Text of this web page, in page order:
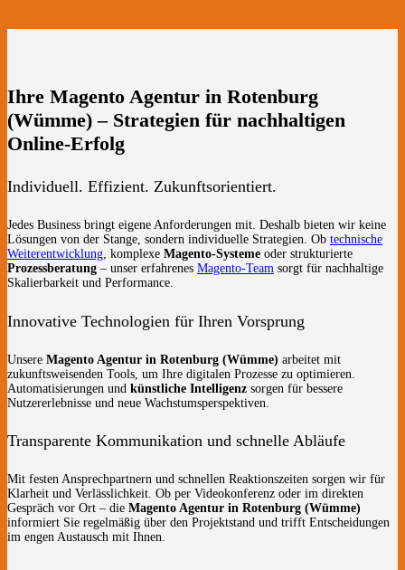
Ihre Magento Agentur in Rotenburg
(Wümme) – Strategien für nachhaltigen
Online-Erfolg
Individuell. Effizient. Zukunftsorientiert.
Jedes Business bringt eigene Anforderungen mit. Deshalb bieten wir keine
Lösungen von der Stange, sondern individuelle Strategien. Ob technische
Weiterentwicklung , komplexe Magento-Systeme oder strukturierte
Prozessberatung – unser erfahrenes Magento-Team sorgt für nachhaltige
Skalierbarkeit und Performance.
Innovative Technologien für Ihren Vorsprung
Unsere Magento Agentur in Rotenburg (Wümme) arbeitet mit
zukunftsweisenden Tools, um Ihre digitalen Prozesse zu optimieren.
Automatisierungen und künstliche Intelligenz sorgen für bessere
Nutzererlebnisse und neue Wachstumsperspektiven.
Transparente Kommunikation und schnelle Abläufe
Mit festen Ansprechpartnern und schnellen Reaktionszeiten sorgen wir für
Klarheit und Verlässlichkeit. Ob per Videokonferenz oder im direkten
Gespräch vor Ort – die Magento Agentur in Rotenburg (Wümme)
informiert Sie regelmäßig über den Projektstand und trifft Entscheidungen
im engen Austausch mit Ihnen.